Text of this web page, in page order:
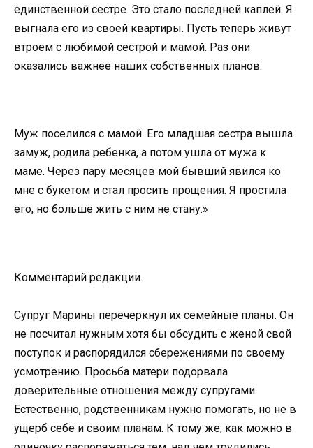
единственной сестре. Это стало последней каплей. Я
выгнала его из своей квартиры. Пусть теперь живут
втроем с любимой сестрой и мамой. Раз они
оказались важнее наших собственных планов.
Муж поселился с мамой. Его младшая сестра вышла
замуж, родила ребенка, а потом ушла от мужа к
маме. Через пару месяцев мой бывший явился ко
мне с букетом и стал просить прощения. Я простила
его, но больше жить с ним не стану.»
Комментарий редакции.
Супруг Марины перечеркнул их семейные планы. Он
не посчитал нужным хотя бы обсудить с женой свой
поступок и распорядился сбережениями по своему
усмотрению. Просьба матери подорвала
доверительные отношения между супругами.
Естественно, родственникам нужно помогать, но не в
ущерб себе и своим планам. К тому же, как можно в